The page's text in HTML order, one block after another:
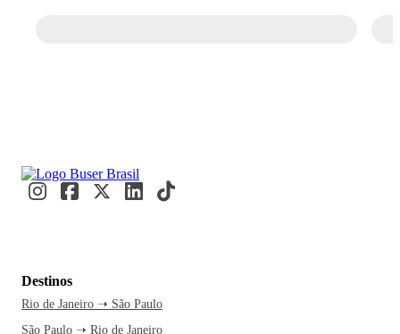
Destinos
Rio de Janeiro ➝ São Paulo
São Paulo ➝ Rio de Janeiro